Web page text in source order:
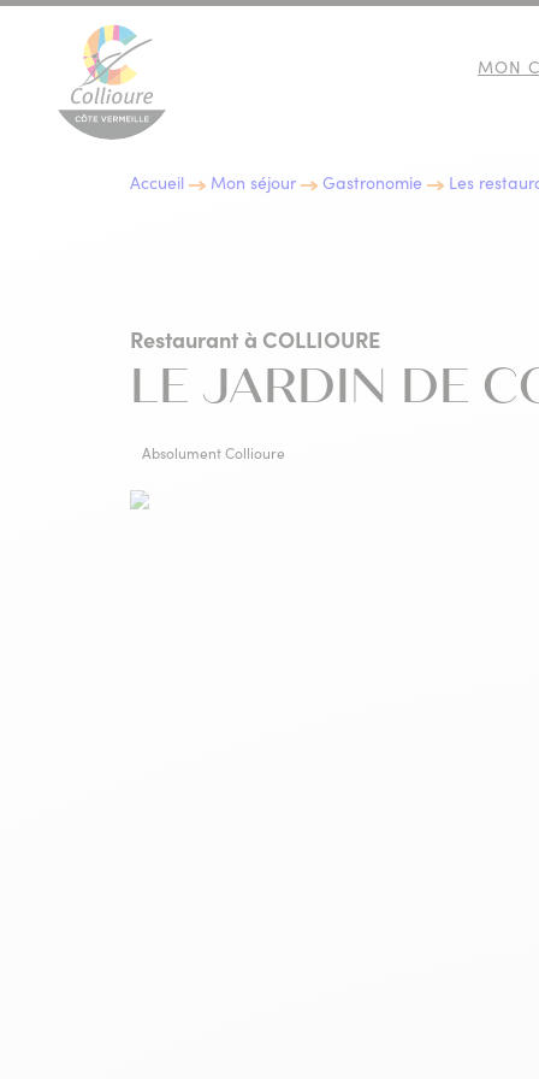
MON
10 BONNES RAISONS DE
IMMERSION CULTURELLE
LES EXPOSITIONS
GASTRONOMIE
Accueil Mon séjour Gastronomie Les
Restaurant à COLLIOURE
LE JARDIN DE
Absolument Collioure